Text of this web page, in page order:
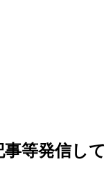
等発信して